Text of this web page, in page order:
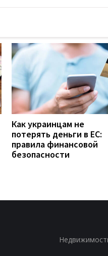
Как украинцам не
потерять деньги в ЕС:
правила финансовой
безопасности